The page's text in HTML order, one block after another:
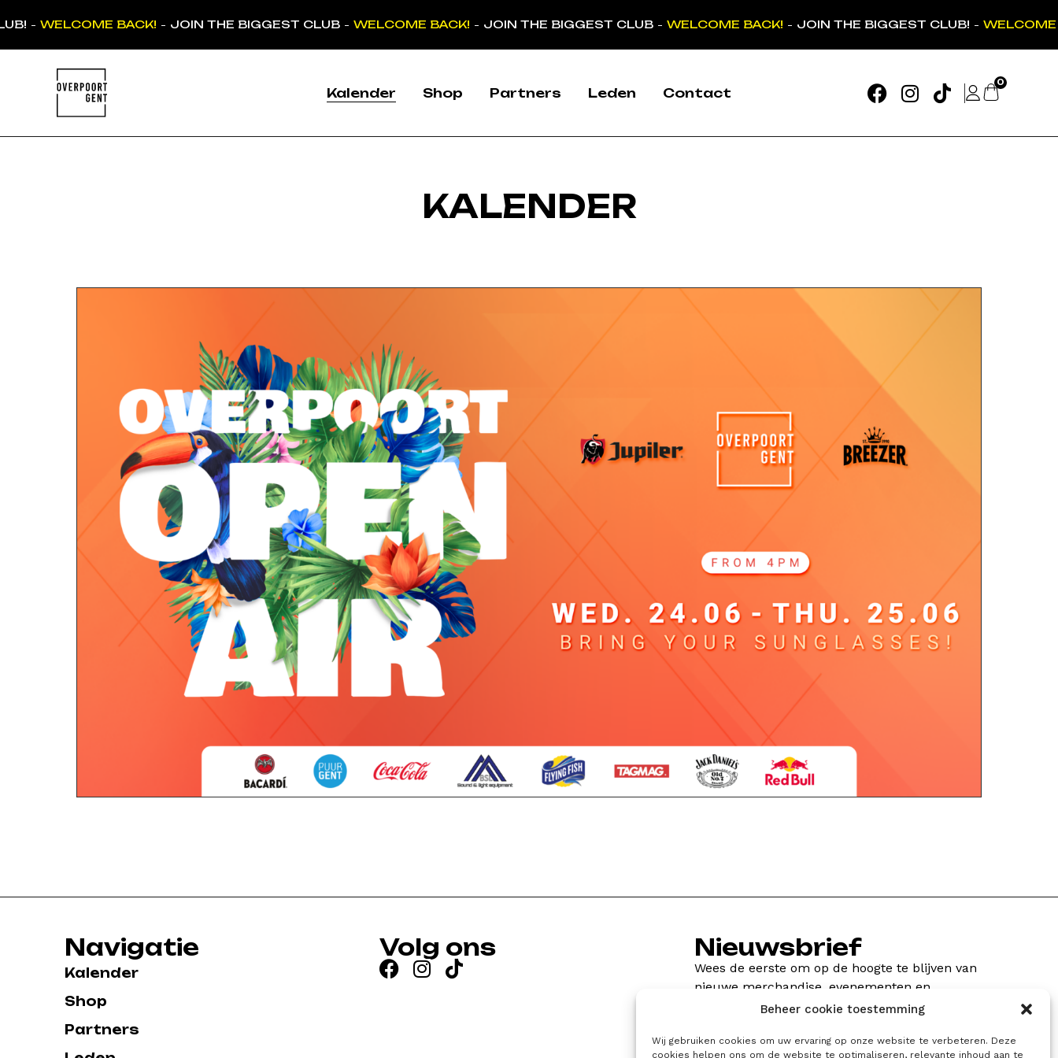
Beheer cookie toestemming
Wij gebruiken cookies om uw ervaring op onze website te verbeteren. Deze
cookies helpen ons om de website te optimaliseren, relevante inhoud aan te
-WELCOME BACK!-JOIN THE BIGGEST CLUB-WELCOME BACK!-JOIN THE BIGGEST CLUB-WELCOME BACK!-JOIN THE BIGGEST CLUB!-WELCOME
Kalender Shop Partners Leden Contact
0
KALENDER
Navigatie
Kalender
Shop
Partners
Volg ons Nieuwsbrief
Wees de eerste om op de hoogte te blijven van
nieuwe merchandise, evenementen en
wedstrijden!